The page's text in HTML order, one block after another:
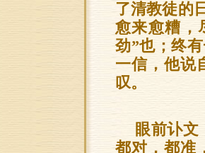
了清教徒的
愈来愈糟，
劲”也；终
一信，他说
叹。
眼前讣文
都对，都准